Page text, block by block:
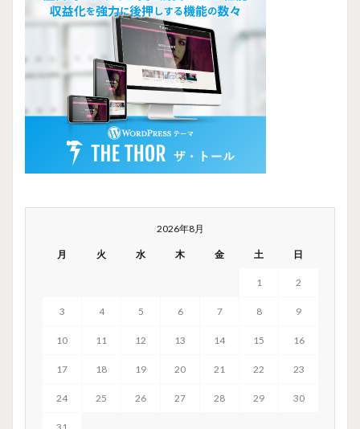
2026年8月
月 火 水 木 金 土 日
1 2
3 4 5 6 7 8 9
10 11 12 13 14 15 16
17 18 19 20 21 22 23
24 25 26 27 28 29 30